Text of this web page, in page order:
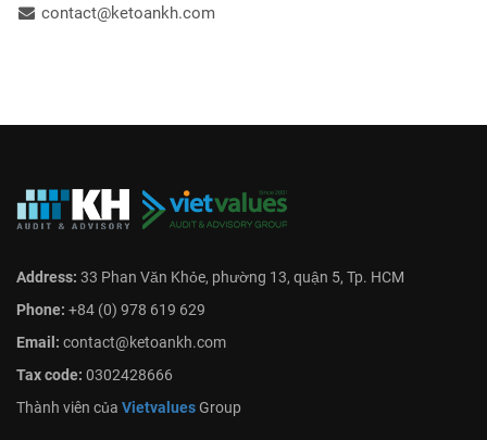
contact@ketoankh.com
Address: 33 Phan Văn Khỏe, phường 13, quận 5, Tp. HCM
Phone: +84 (0) 978 619 629
Email: contact@ketoankh.com
Tax code: 0302428666
Thành viên của VietvaluesGroup